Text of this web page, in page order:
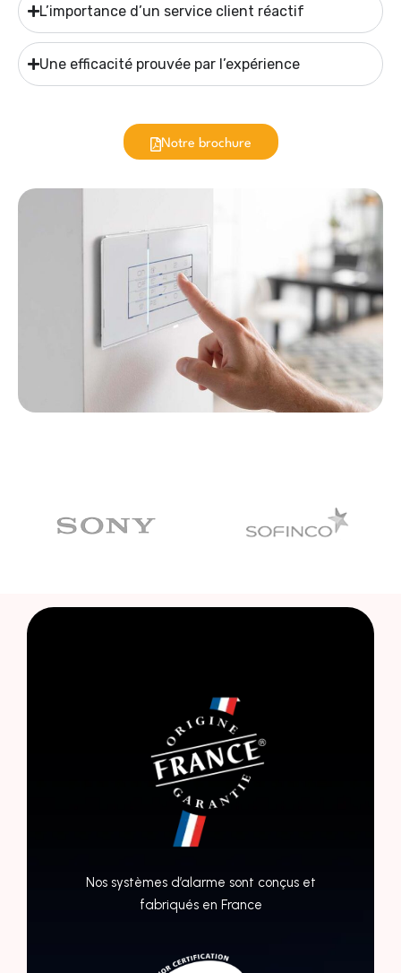
L’importance d’un service client réactif
Une efficacité prouvée par l’expérience
Notre brochure
Nos systèmes d’alarme sont conçus et
fabriqués en France